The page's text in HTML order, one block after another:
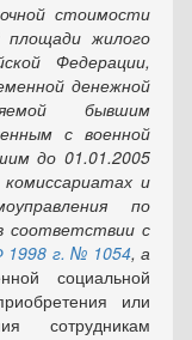
стоимости
жилого
Федерации,
денежной
бывшим
с военной
до 01.01.2005
и
по
соответствии с
1998 г. № 1054, а
социальной
или
сотрудникам